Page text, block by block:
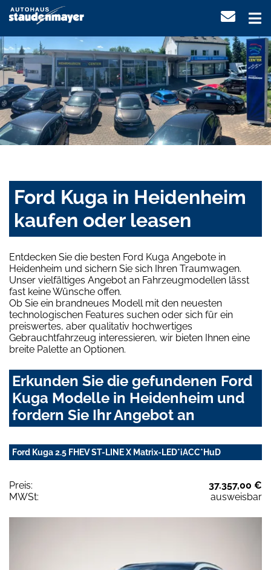
Ford Kuga in Heidenheim
kaufen oder leasen
Entdecken Sie die besten Ford Kuga Angebote in
Heidenheim und sichern Sie sich Ihren Traumwagen.
Unser vielfältiges Angebot an Fahrzeugmodellen lässt
fast keine Wünsche offen.
Ob Sie ein brandneues Modell mit den neuesten
technologischen Features suchen oder sich für ein
preiswertes, aber qualitativ hochwertiges
Gebrauchtfahrzeug interessieren, wir bieten Ihnen eine
breite Palette an Optionen.
Erkunden Sie die gefundenen Ford
Kuga Modelle in Heidenheim und
fordern Sie Ihr Angebot an
Ford Kuga 2.5 FHEV ST-LINE X Matrix-LED*iACC*HuD
Preis:
37.357,00 €
MWSt:
ausweisbar